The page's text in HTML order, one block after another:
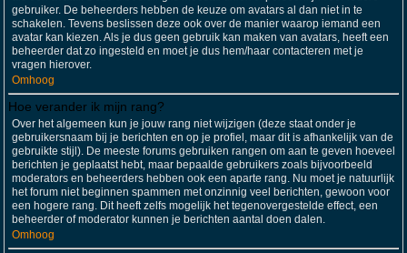
gebruiker. De beheerders hebben de keuze om avatars al dan niet in te
schakelen. Tevens beslissen deze ook over de manier waarop iemand een
avatar kan kiezen. Als je dus geen gebruik kan maken van avatars, heeft een
beheerder dat zo ingesteld en moet je dus hem/haar contacteren met je
vragen hierover.
Omhoog
Hoe verander ik mijn rang?
Over het algemeen kun je jouw rang niet wijzigen (deze staat onder je
gebruikersnaam bij je berichten en op je profiel, maar dit is afhankelijk van de
gebruikte stijl). De meeste forums gebruiken rangen om aan te geven hoeveel
berichten je geplaatst hebt, maar bepaalde gebruikers zoals bijvoorbeeld
moderators en beheerders hebben ook een aparte rang. Nu moet je natuurlijk
het forum niet beginnen spammen met onzinnig veel berichten, gewoon voor
een hogere rang. Dit heeft zelfs mogelijk het tegenovergestelde effect, een
beheerder of moderator kunnen je berichten aantal doen dalen.
Omhoog